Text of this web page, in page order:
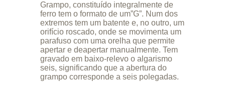
Grampo, constituído integralmente de
ferro tem o formato de um”G”. Num dos
extremos tem um batente e, no outro, um
orifício roscado, onde se movimenta um
parafuso com uma orelha que permite
apertar e deapertar manualmente. Tem
gravado em baixo-relevo o algarismo
seis, significando que a abertura do
grampo corresponde a seis polegadas.